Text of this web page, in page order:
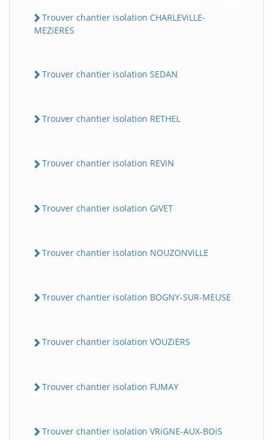
Trouver chantier isolation CHARLEViLLE-
MEZiERES
Trouver chantier isolation SEDAN
Trouver chantier isolation RETHEL
Trouver chantier isolation REViN
Trouver chantier isolation GiVET
Trouver chantier isolation NOUZONViLLE
Trouver chantier isolation BOGNY-SUR-MEUSE
Trouver chantier isolation VOUZiERS
Trouver chantier isolation FUMAY
Trouver chantier isolation VRiGNE-AUX-BOiS